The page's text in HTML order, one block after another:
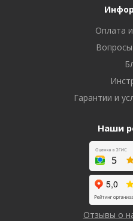
Оплата
Гарантии и
Наши
Отзывы о